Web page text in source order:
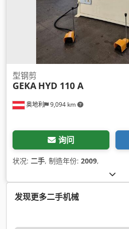
奥地利 9,094 km
型钢剪
GEKA HYD 110 A
询问
状况: 二手, 制造年份: 2009,
发现更多二手机械